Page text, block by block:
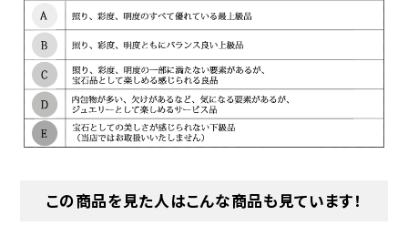
この商品を見た人はこんな商品も見ています！